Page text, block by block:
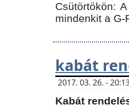
Csütörtökön:A
mindenkit a G-
kabát
2017. 03. 26. -
Kabát